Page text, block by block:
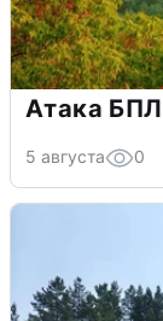
Атака
5 августа 0